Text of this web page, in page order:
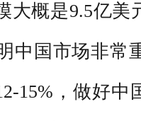
大概是9.5亿美
中国市场非常
15%，做好中